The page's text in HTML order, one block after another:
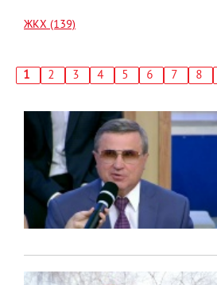
ЖКХ (139)
Текущая
1 Страница
2 Страница
3 Страница
4 Страница
5 Страница
6 Страница
7 8